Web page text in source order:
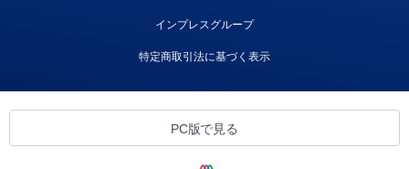
インプレスグループ
特定商取引法に基づく表示
PC版で見る